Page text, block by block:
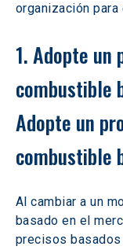
organización para
1. Adopte un
combustible
Adopte un
combustible
Al cambiar a un
basado en el
precisos